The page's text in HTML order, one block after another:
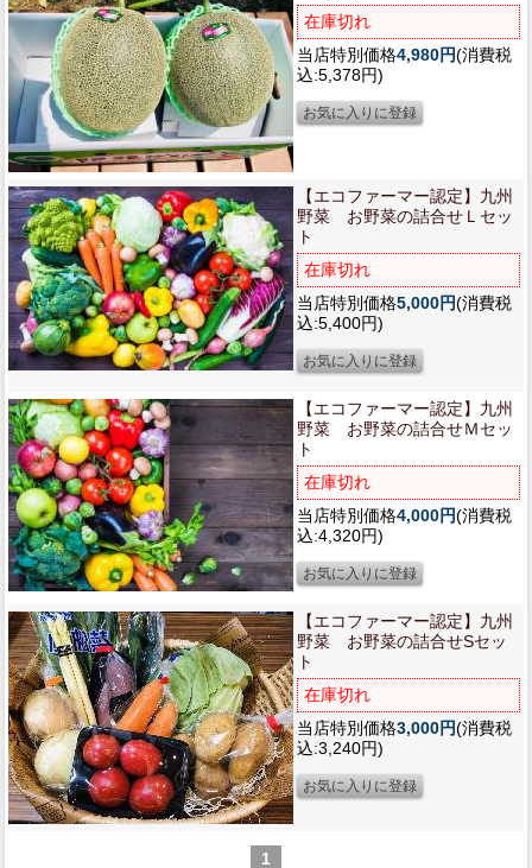
在庫切れ
当店特別価格4,980円(消費税
込:5,378円)
【エコファーマー認定】 九州
野菜 お野菜の詰合せＬセッ
ト
在庫切れ
当店特別価格5,000円(消費税
込:5,400円)
【エコファーマー認定】 九州
野菜 お野菜の詰合せＭセッ
ト
在庫切れ
当店特別価格4,000円(消費税
込:4,320円)
【エコファーマー認定】 九州
野菜 お野菜の詰合せSセッ
ト
在庫切れ
当店特別価格3,000円(消費税
込:3,240円)
1